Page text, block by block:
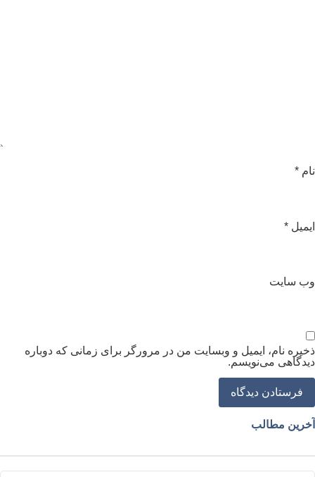
*
*
سایت
نام، ایمیل و وبسایت من در مرورگر برای زمانی که دوباره
می‌نویسم.
مطالب